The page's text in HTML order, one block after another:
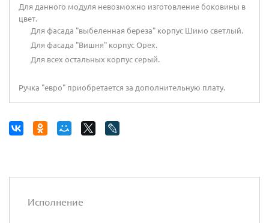
Для данного модуля невозможно изготовление боковины в
цвет.
Для фасада "выбеленная береза" корпус Шимо светлый.
Для фасада "Вишня" корпус Орех.
Для всех остальных корпус серый.
Ручка "евро" приобретается за дополнительную плату.
Исполнение